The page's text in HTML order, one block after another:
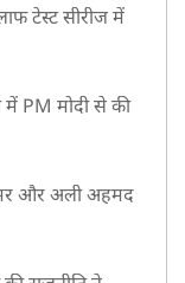
टेस्ट सीरीज में
में PM मोदी से की
और अली अहमद